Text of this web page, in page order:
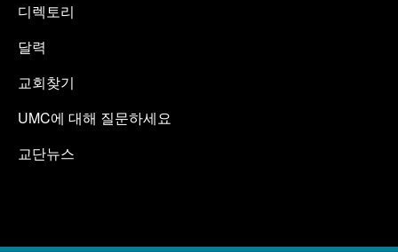
디렉토리
달력
교회찾기
UMC에 대해 질문하세요
교단뉴스